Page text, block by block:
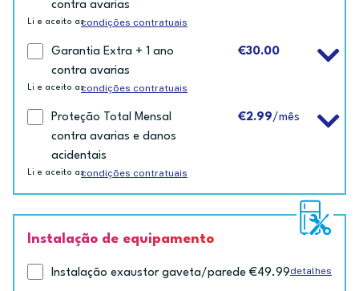
contra avarias
Li e aceito ascondições contratuais
Garantia Extra + 1 ano
contra avarias
€30.00
Li e aceito ascondições contratuais
Proteção Total Mensal
contra avarias e danos
acidentais
€2.99/mês
Li e aceito ascondições contratuais
Instalação de equipamento
Instalação exaustor gaveta/parede €49.99detalhes